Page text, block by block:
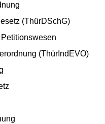
(ThürDSchG)
(ThürIndEVO)